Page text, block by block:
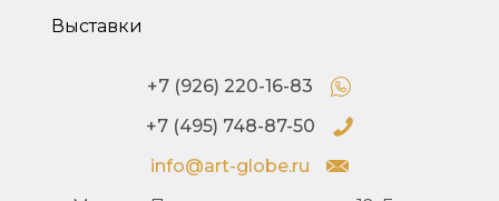
Выставки
+7 (926) 220-16-83
+7 (495) 748-87-50
info@art-globe.ru